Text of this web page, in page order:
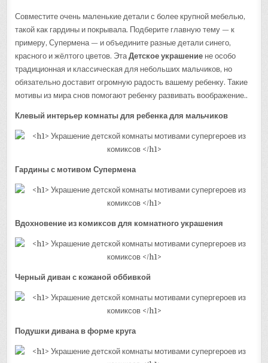
Совместите очень маленькие детали с более крупной мебелью,
такой как гардины и покрывала. Подберите главную тему — к
примеру, Супермена — и объедините разные детали синего,
красного и жёлтого цветов. ЭтаДетское украшение не особо
традиционная и классическая для небольших мальчиков, но
обязательно доставит огромную радость вашему ребенку. Такие
мотивы из мира снов помогают ребенку развивать воображение..
Клевый интерьер комнаты для ребенка для мальчиков
Гардины с мотивом Супермена
Вдохновение из комиксов для комнатного украшения
Черный диван с кожаной оббивкой
Подушки дивана в форме круга